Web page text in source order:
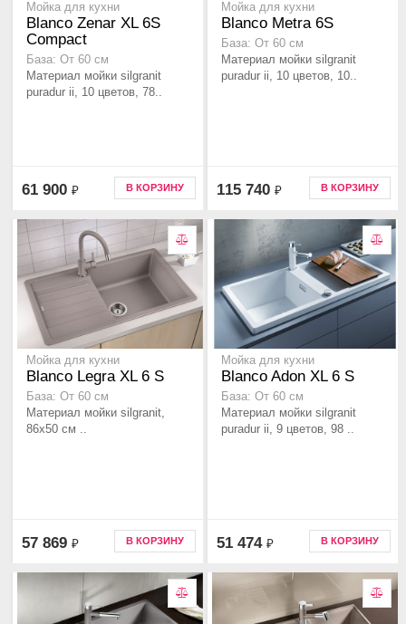
Мойка для кухни
Blanco Zenar XL 6S
Compact
База: От 60 см
Материал мойки silgranit
puradur ii, 10 цветов, 78..
61 900 ₽ В КОРЗИНУ
Мойка для кухни
Blanco Metra 6S
База: От 60 см
Материал мойки silgranit
puradur ii, 10 цветов, 10..
115 740 ₽ В КОРЗИНУ
Мойка для кухни
Blanco Legra XL 6 S
База: От 60 см
Материал мойки silgranit,
86x50 см ..
57 869 ₽ В КОРЗИНУ
Мойка для кухни
Blanco Adon XL 6 S
База: От 60 см
Материал мойки silgranit
puradur ii, 9 цветов, 98 ..
51 474 ₽ В КОРЗИНУ